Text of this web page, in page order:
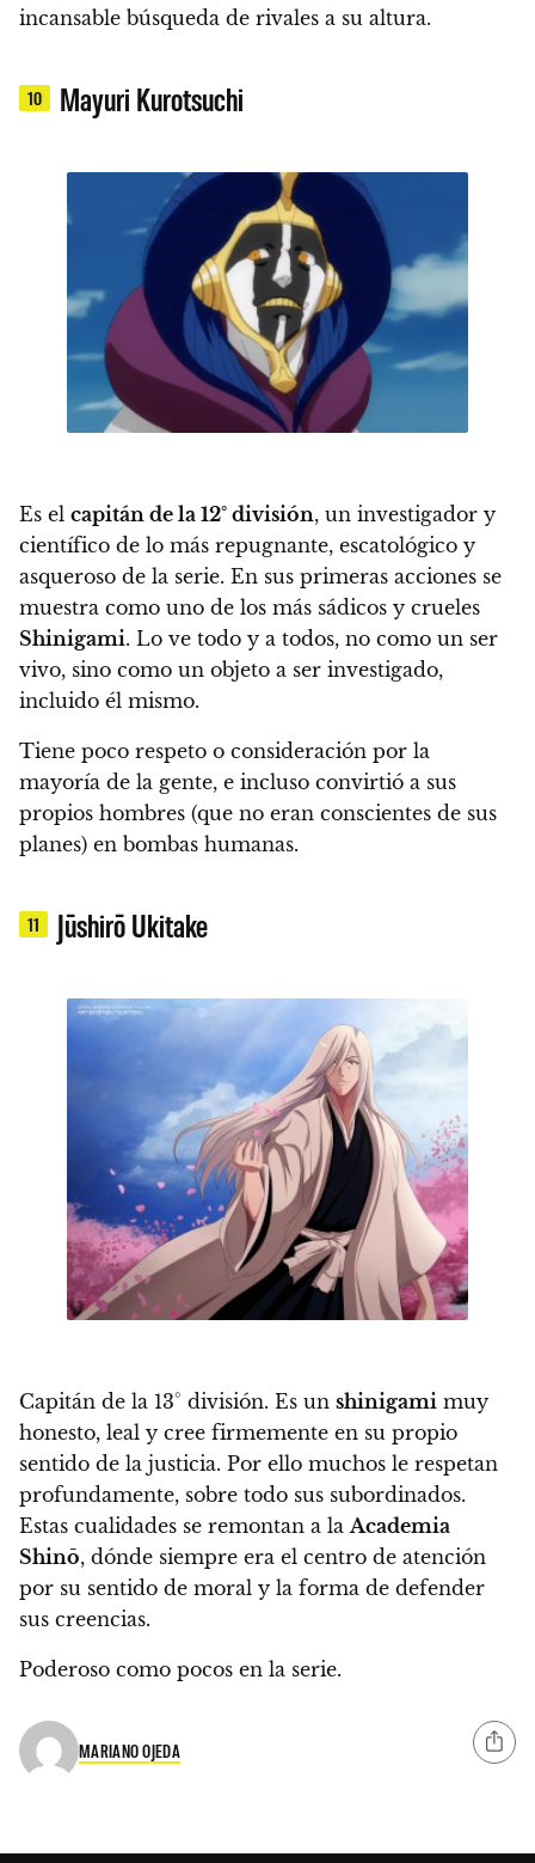
incansable búsqueda de rivales a su altura.
10 Mayuri Kurotsuchi
Es el capitán de la 12° división, un investigador y
científico de lo más repugnante, escatológico y
asqueroso de la serie. En sus primeras acciones se
muestra como uno de los más sádicos y crueles
Shinigami. Lo ve todo y a todos, no como un ser
vivo, sino como un objeto a ser investigado,
incluido él mismo.
Tiene poco respeto o consideración por la
mayoría de la gente, e incluso convirtió a sus
propios hombres (que no eran conscientes de sus
planes) en bombas humanas.
11 Jūshirō Ukitake
Capitán de la 13° división. Es un shinigami muy
honesto, leal y cree firmemente en su propio
sentido de la justicia. Por ello muchos le respetan
profundamente, sobre todo sus subordinados.
Estas cualidades se remontan a la Academia
Shinō, dónde siempre era el centro de atención
por su sentido de moral y la forma de defender
sus creencias.
Poderoso como pocos en la serie.
MARIANO OJEDA